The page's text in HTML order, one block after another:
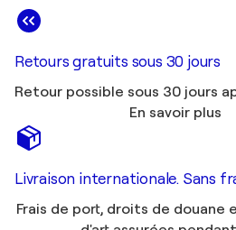
Retours gratuits sous 30 jours
Retour possible sous 30 jours
En savoir plus
Livraison internationale. Sans
Frais de port, droits de douane